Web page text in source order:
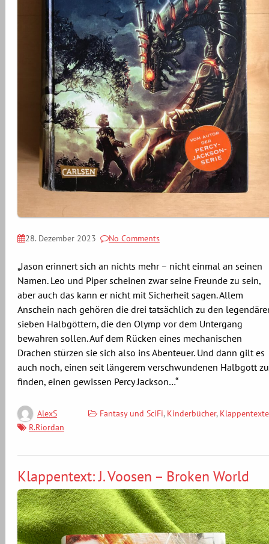
28. Dezember 2023 No Comments
„Jason erinnert sich an nichts mehr – nicht einmal an seinen
Namen. Leo und Piper scheinen zwar seine Freunde zu sein,
aber auch das kann er nicht mit Sicherheit sagen. Allem
Anschein nach gehören die drei tatsächlich zu den
sieben Halbgöttern, die den Olymp vor dem Untergang
bewahren sollen. Auf dem Rücken eines mechanischen
Drachen stürzen sie sich also ins Abenteuer. Und dann gilt es
auch noch, einen seit längerem verschwundenen Halbgott zu
finden, einen gewissen Percy Jackson…“
AlexS Fantasy und SciFi, Kinderbücher, Klappentexte
R.Riordan
Klappentext: J. Voosen – Broken World